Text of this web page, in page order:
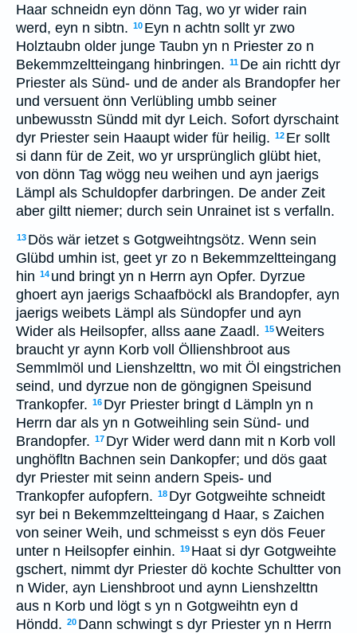
Haar schneidn eyn dönn Tag, wo yr wider rain
werd, eyn n sibtn. 10 Eyn n achtn sollt yr zwo
Holztaubn older junge Taubn yn n Priester zo n
Bekemmzeltteingang hinbringen. 11 De ain richtt dyr
Priester als Sünd- und de ander als Brandopfer her
und versuent önn Verlübling umbb seiner
unbewusstn Sündd mit dyr Leich. Sofort dyrschaint
dyr Priester sein Haaupt wider für heilig. 12 Er sollt
si dann für de Zeit, wo yr ursprünglich glübt hiet,
von dönn Tag wögg neu weihen und ayn jaerigs
Lämpl als Schuldopfer darbringen. De ander Zeit
aber giltt niemer; durch sein Unrainet ist s verfalln.
13 Dös wär ietzet s Gotgweihtngsötz. Wenn sein
Glübd umhin ist, geet yr zo n Bekemmzeltteingang
hin 14 und bringt yn n Herrn ayn Opfer. Dyrzue
ghoert ayn jaerigs Schaafböckl als Brandopfer, ayn
jaerigs weibets Lämpl als Sündopfer und ayn
Wider als Heilsopfer, allss aane Zaadl. 15Weiters
braucht yr aynn Korb voll Öllienshbroot aus
Semmlmöl und Lienshzelttn, wo mit Öl eingstrichen
seind, und dyrzue non de göngignen Speisund
Trankopfer. 16 Dyr Priester bringt d Lämpln yn n
Herrn dar als yn n Gotweihling sein Sünd- und
Brandopfer. 17 Dyr Wider werd dann mit n Korb voll
unghöfltn Bachnen sein Dankopfer; und dös gaat
dyr Priester mit seinn andern Speis- und
Trankopfer aufopfern. 18 Dyr Gotgweihte schneidt
syr bei n Bekemmzeltteingang d Haar, s Zaichen
von seiner Weih, und schmeisst s eyn dös Feuer
unter n Heilsopfer einhin. 19 Haat si dyr Gotgweihte
gschert, nimmt dyr Priester dö kochte Schultter von
n Wider, ayn Lienshbroot und aynn Lienshzelttn
aus n Korb und lögt s yn n Gotgweihtn eyn d
Höndd. 20 Dann schwingt s dyr Priester yn n Herrn